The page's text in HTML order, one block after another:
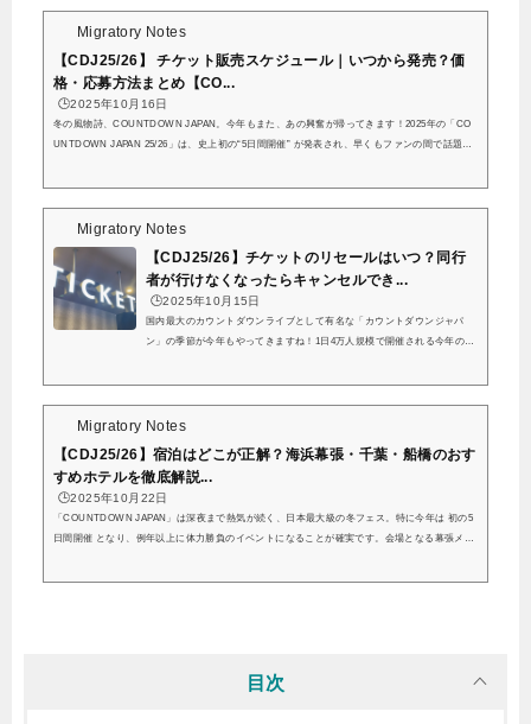
4万人もの規模で開催されるカウントダウンジャパンですが、...
Migratory Notes
【CDJ25/26】 チケット販売スケジュール｜いつから発売？価
格・応募方法まとめ【CO...
🕒️2025年10月16日
冬の風物詩、COUNTDOWN JAPAN。今年もまた、あの興奮が帰ってきます！2025年の「CO
UNTDOWN JAPAN 25/26」は、史上初の“5日間開催” が発表され、早くもファンの間で話題沸
催日程2025年12月27日（土）〜12月31日（水）会場幕張メッセ国際展示場 1〜11ホール＋イベ
ントホー...
Migratory Notes
【CDJ25/26】チケットのリセールはいつ？同行
者が行けなくなったらキャンセルでき...
🕒️2025年10月15日
国内最大のカウントダウンライブとして有名な「カウントダウンジャパ
ン」の季節が今年もやってきますね！1日4万人規模で開催される今年のカ
セールが行われるということですので、今回落選してしまったという方も
て大晦日以外も落選あるの🥺28日...
Migratory Notes
【CDJ25/26】宿泊はどこが正解？海浜幕張・千葉・船橋のおす
すめホテルを徹底解説...
🕒️2025年10月22日
「COUNTDOWN JAPAN」は深夜まで熱気が続く、日本最大級の冬フェス。特に今年は 初の5
日間開催 となり、例年以上に体力勝負のイベントになることが確実です。会場となる幕張メッ
目次